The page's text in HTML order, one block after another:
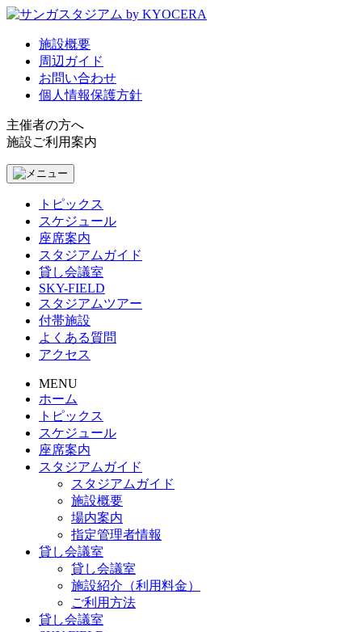
施設概要
周辺ガイド
お問い合わせ
個人情報保護方針
主催者の方へ
施設ご利用案内
トピックス
スケジュール
座席案内
スタジアムガイド
貸し会議室
SKY-FIELD
スタジアムツアー
付帯施設
よくある質問
アクセス
MENU
ホーム
トピックス
スケジュール
座席案内
スタジアムガイド
スタジアムガイド
施設概要
場内案内
指定管理者情報
貸し会議室
貸し会議室
施設紹介（利用料金）
ご利用方法
貸し会議室